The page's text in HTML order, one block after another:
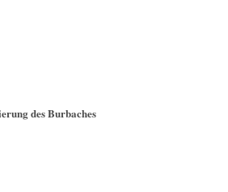
des Burbaches